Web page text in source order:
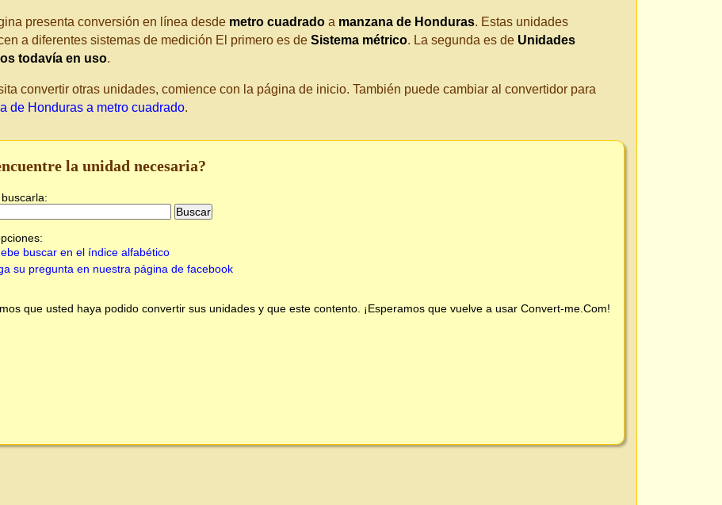
presenta conversión en línea desde metro cuadrado a manzana de Honduras. Estas unidades
a diferentes sistemas de medición El primero es de Sistema métrico. La segunda es de Unidades
todavía en uso.
convertir otras unidades, comience con la página de inicio. También puede cambiar al convertidor para
de Honduras a metro cuadrado.
la unidad necesaria?
buscar en el índice alfabético
su pregunta en nuestra página de facebook
que usted haya podido convertir sus unidades y que este contento. ¡Esperamos que vuelve a usar Convert-me.Com!